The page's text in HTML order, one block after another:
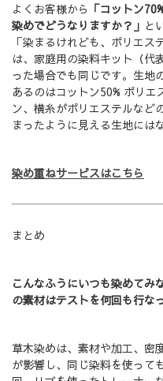
よくお客様から 「コットン
染めでどうなりますか？」 と
「染まるけれども、ポリエ
は、家庭用の染料キット（代
った場合でも同じです。生地
あるのはコットン50% ポリエ
ン、横糸がポリエステルなど
まったように見える生地には
染め重ねサービスはこちら
まとめ
こんなふうにいつも染めてみ
の素材はテストを何回も行な
草木染めは、素材や加工、密
が影響し、同じ染料を使って